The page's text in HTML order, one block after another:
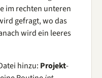
im rechten unteren
gefragt, wo das
wird ein leeres
hinzu: Projekt-